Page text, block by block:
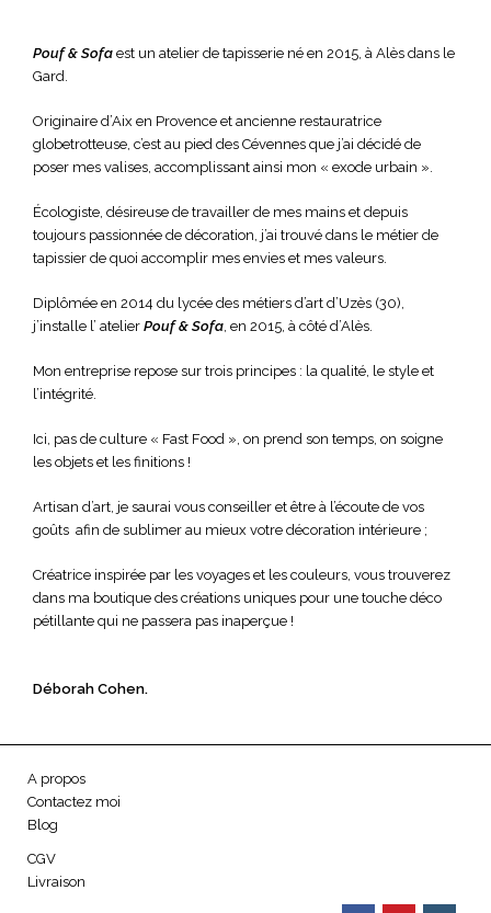
Pouf & Sofa est un atelier de tapisserie né en 2015, à Alès dans le
Gard.
Originaire d’Aix en Provence et ancienne restauratrice
globetrotteuse, c’est au pied des Cévennes que j’ai décidé de
poser mes valises, accomplissant ainsi mon « exode urbain ».
Écologiste, désireuse de travailler de mes mains et depuis
toujours passionnée de décoration, j’ai trouvé dans le métier de
tapissier de quoi accomplir mes envies et mes valeurs.
Diplômée en 2014 du lycée des métiers d’art d’Uzès (30),
j’installe l’ atelier Pouf & Sofa, en 2015, à côté d’Alès.
Mon entreprise repose sur trois principes : la qualité, le style et
l’intégrité.
Ici, pas de culture « Fast Food », on prend son temps, on soigne
les objets et les finitions !
Artisan d’art, je saurai vous conseiller et être à l’écoute de vos
goûts afin de sublimer au mieux votre décoration intérieure ;
Créatrice inspirée par les voyages et les couleurs, vous trouverez
dans ma boutique des créations uniques pour une touche déco
pétillante qui ne passera pas inaperçue !
Déborah Cohen.
A propos
Contactez moi
Blog
CGV
Livraison